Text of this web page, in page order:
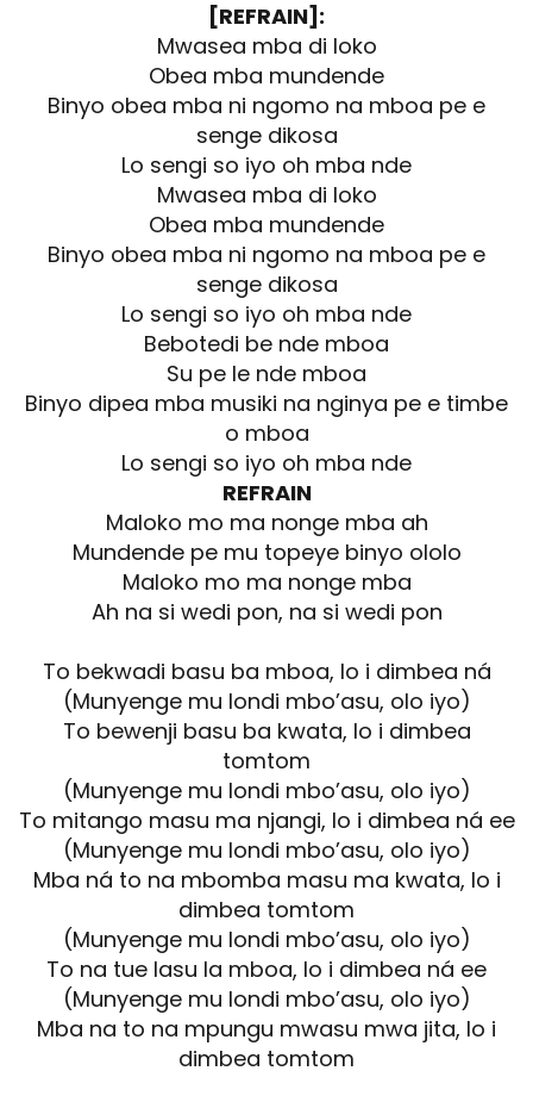
[REFRAIN]:
Mwasea mba di loko
Obea mba mundende
Binyo obea mba ni ngomo na mboa pe e
senge dikosa
Lo sengi so iyo oh mba nde
Mwasea mba di loko
Obea mba mundende
Binyo obea mba ni ngomo na mboa pe e
senge dikosa
Lo sengi so iyo oh mba nde
Bebotedi be nde mboa
Su pe le nde mboa
Binyo dipea mba musiki na nginya pe e timbe
o mboa
Lo sengi so iyo oh mba nde
REFRAIN
Maloko mo ma nonge mba ah
Mundende pe mu topeye binyo ololo
Maloko mo ma nonge mba
Ah na si wedi pon, na si wedi pon
To bekwadi basu ba mboa, lo i dimbea ná
(Munyenge mu londi mbo’asu, olo iyo)
To bewenji basu ba kwata, lo i dimbea
tomtom
(Munyenge mu londi mbo’asu, olo iyo)
To mitango masu ma njangi, lo i dimbea ná ee
(Munyenge mu londi mbo’asu, olo iyo)
Mba ná to na mbomba masu ma kwata, lo i
dimbea tomtom
(Munyenge mu londi mbo’asu, olo iyo)
To na tue lasu la mboa, lo i dimbea ná ee
(Munyenge mu londi mbo’asu, olo iyo)
Mba na to na mpungu mwasu mwa jita, lo i
dimbea tomtom